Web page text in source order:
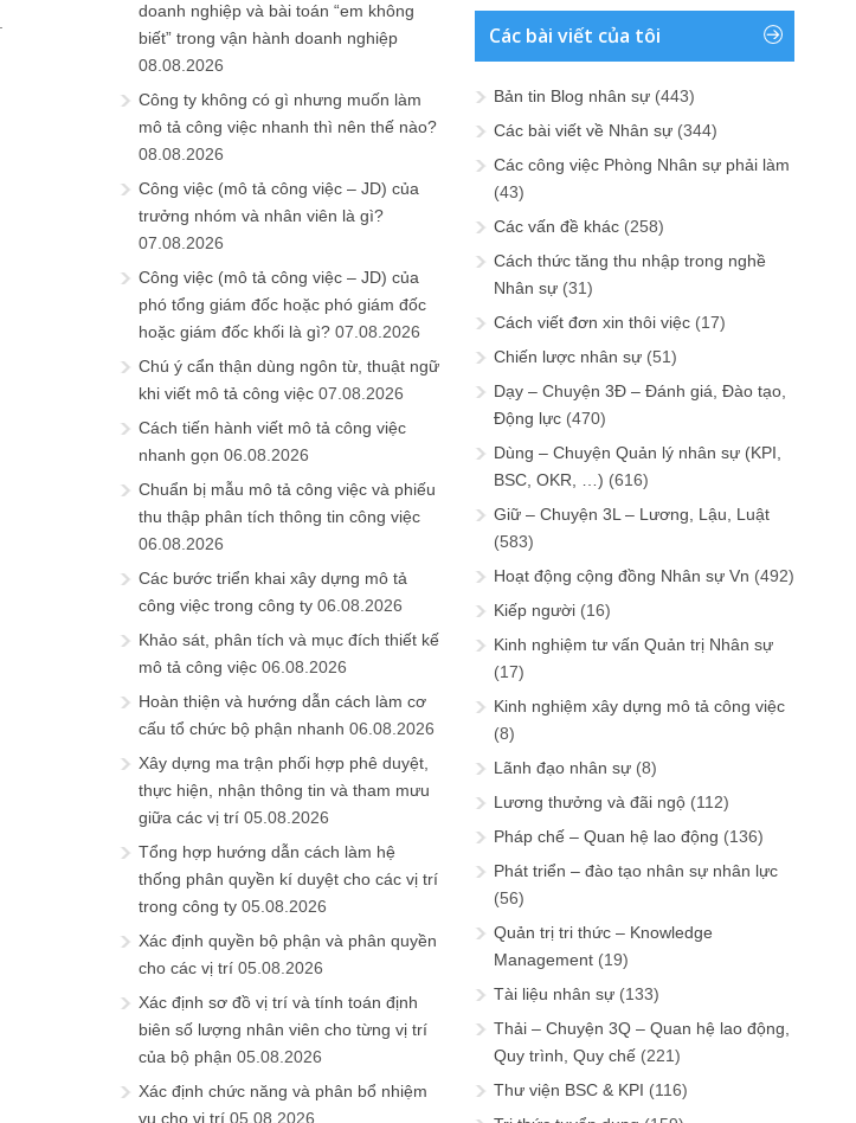
doanh nghiệp và bài toán “em không
biết” trong vận hành doanh nghiệp
08.08.2026
Công ty không có gì nhưng muốn làm
mô tả công việc nhanh thì nên thế nào?
08.08.2026
Công việc (mô tả công việc – JD) của
trưởng nhóm và nhân viên là gì?
07.08.2026
Công việc (mô tả công việc – JD) của
phó tổng giám đốc hoặc phó giám đốc
hoặc giám đốc khối là gì? 07.08.2026
Chú ý cẩn thận dùng ngôn từ, thuật ngữ
khi viết mô tả công việc 07.08.2026
Cách tiến hành viết mô tả công việc
nhanh gọn 06.08.2026
Chuẩn bị mẫu mô tả công việc và phiếu
thu thập phân tích thông tin công việc
06.08.2026
Các bước triển khai xây dựng mô tả
công việc trong công ty 06.08.2026
Khảo sát, phân tích và mục đích thiết kế
mô tả công việc 06.08.2026
Hoàn thiện và hướng dẫn cách làm cơ
cấu tổ chức bộ phận nhanh 06.08.2026
Xây dựng ma trận phối hợp phê duyệt,
thực hiện, nhận thông tin và tham mưu
giữa các vị trí 05.08.2026
Tổng hợp hướng dẫn cách làm hệ
thống phân quyền kí duyệt cho các vị trí
trong công ty 05.08.2026
Xác định quyền bộ phận và phân quyền
cho các vị trí 05.08.2026
Xác định sơ đồ vị trí và tính toán định
biên số lượng nhân viên cho từng vị trí
của bộ phận 05.08.2026
Xác định chức năng và phân bổ nhiệm
vụ cho vị trí 05.08.2026
Các bài viết của tôi
Bản tin Blog nhân sự (443)
Các bài viết về Nhân sự (344)
Các công việc Phòng Nhân sự phải làm
(43)
Các vấn đề khác (258)
Cách thức tăng thu nhập trong nghề
Nhân sự (31)
Cách viết đơn xin thôi việc (17)
Chiến lược nhân sự (51)
Dạy – Chuyện 3Đ – Đánh giá, Đào tạo,
Động lực (470)
Dùng – Chuyện Quản lý nhân sự (KPI,
BSC, OKR, …) (616)
Giữ – Chuyện 3L – Lương, Lậu, Luật
(583)
Hoạt động cộng đồng Nhân sự Vn (492)
Kiếp người (16)
Kinh nghiệm tư vấn Quản trị Nhân sự
(17)
Kinh nghiệm xây dựng mô tả công việc
(8)
Lãnh đạo nhân sự (8)
Lương thưởng và đãi ngộ (112)
Pháp chế – Quan hệ lao động (136)
Phát triển – đào tạo nhân sự nhân lực
(56)
Quản trị tri thức – Knowledge
Management (19)
Tài liệu nhân sự (133)
Thải – Chuyện 3Q – Quan hệ lao động,
Quy trình, Quy chế (221)
Thư viện BSC & KPI (116)